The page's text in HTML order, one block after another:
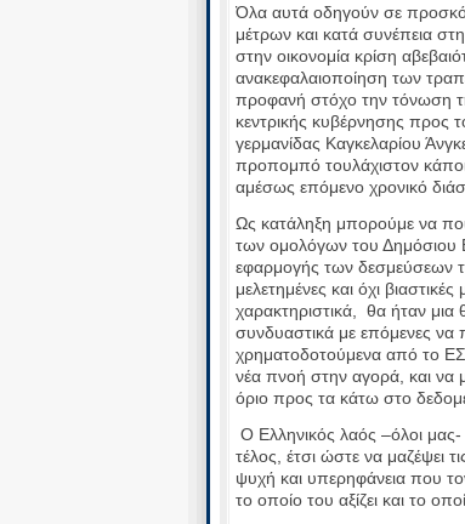
Όλα αυτά οδηγούν σε
μέτρων και κατά συνέπεια
στην οικονομία κρίση
ανακεφαλαιοποίηση των
προφανή στόχο την τόνωση
κεντρικής κυβέρνησης προς
γερμανίδας Καγκελαρίου
προπομπό τουλάχιστον
αμέσως επόμενο χρονικό
Ως κατάληξη μπορούμε να
των ομολόγων του Δημόσιου
εφαρμογής των δεσμεύσεων
μελετημένες και όχι
χαρακτηριστικά, θα ήταν μια
συνδυαστικά με επόμενες να
χρηματοδοτούμενα από το
νέα πνοή στην αγορά, και να
όριο προς τα κάτω στο
Ο Ελληνικός λαός –όλοι μας-
τέλος, έτσι ώστε να μαζέψει
ψυχή και υπερηφάνεια που
το οποίο του αξίζει και το